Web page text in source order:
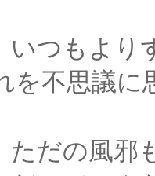
っと心
を不思議に
、馬鹿